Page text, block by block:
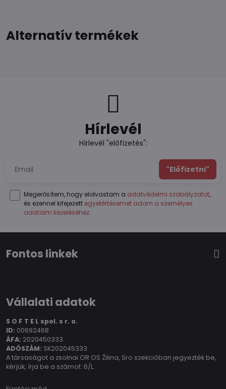
Alternatív termékek
Hírlevél
Hírlevél "előfizetés":
"Előfizetni"
Megerősítem, hogy elolvastam a adatvédelmi szabályzatot,
és ezennel kifejezett egyetértésemet adom a személyes
adataim kezeléséhez.
Fontos linkek
Vállalati adatok
S O F T E L spol. s r. o.
ID: 00692468
ÁFA: 2020450333
ADÓSZÁM: SK202045333
A társaságot a zsolnai OR OS Žilina, Sro szekcióban jegyezték be,
kérjük, írja be a számot: 6/L.